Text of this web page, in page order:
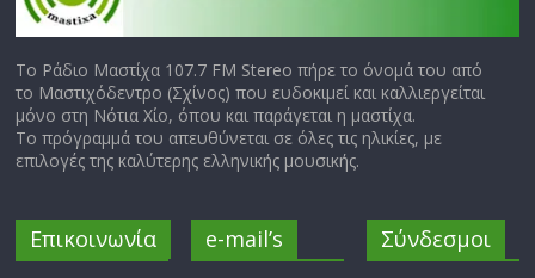
Το Ράδιο Μαστίχα 107.7 FM Stereo πήρε το όνομά του από
το Μαστιχόδεντρο (Σχίνος) που ευδοκιμεί και καλλιεργείται
μόνο στη Νότια Χίο, όπου και παράγεται η μαστίχα.
Το πρόγραμμά του απευθύνεται σε όλες τις ηλικίες, με
επιλογές της καλύτερης ελληνικής μουσικής.
Επικοινωνία e-mail’s Σύνδεσμοι